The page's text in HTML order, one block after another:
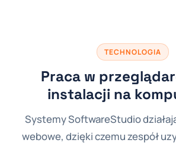
TECHNOLOGIA
Praca w
instalacji na
Systemy SoftwareStudio
webowe, dzięki czemu zespół